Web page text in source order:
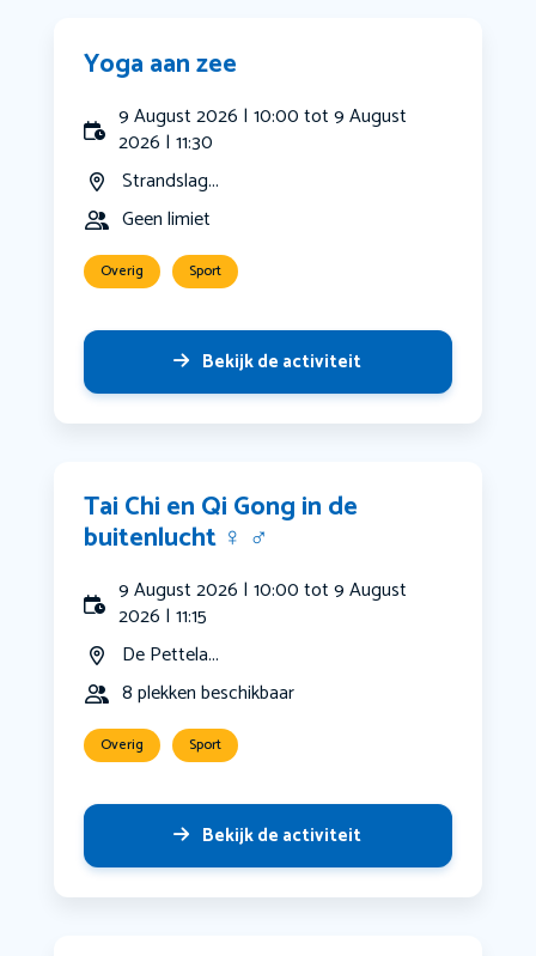
Yoga aan zee
9 August 2026 | 10:00 tot 9 August
2026 | 11:30
Strandslag...
Geen limiet
Overig Sport
Bekijk de activiteit
Tai Chi en Qi Gong in de
buitenlucht ‍♀️ ‍♂️
9 August 2026 | 10:00 tot 9 August
2026 | 11:15
De Pettela...
8 plekken beschikbaar
Overig Sport
Bekijk de activiteit